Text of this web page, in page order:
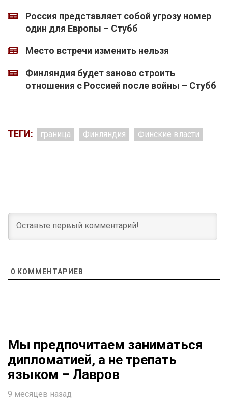
Россия представляет собой угрозу номер
один для Европы – Стубб
Место встречи изменить нельзя
Финляндия будет заново строить
отношения с Россией после войны – Стубб
ТЕГИ: граница Финляндия Финские власти
0 КОММЕНТАРИЕВ
Мы предпочитаем заниматься
дипломатией, а не трепать
языком – Лавров
9 месяцев назад